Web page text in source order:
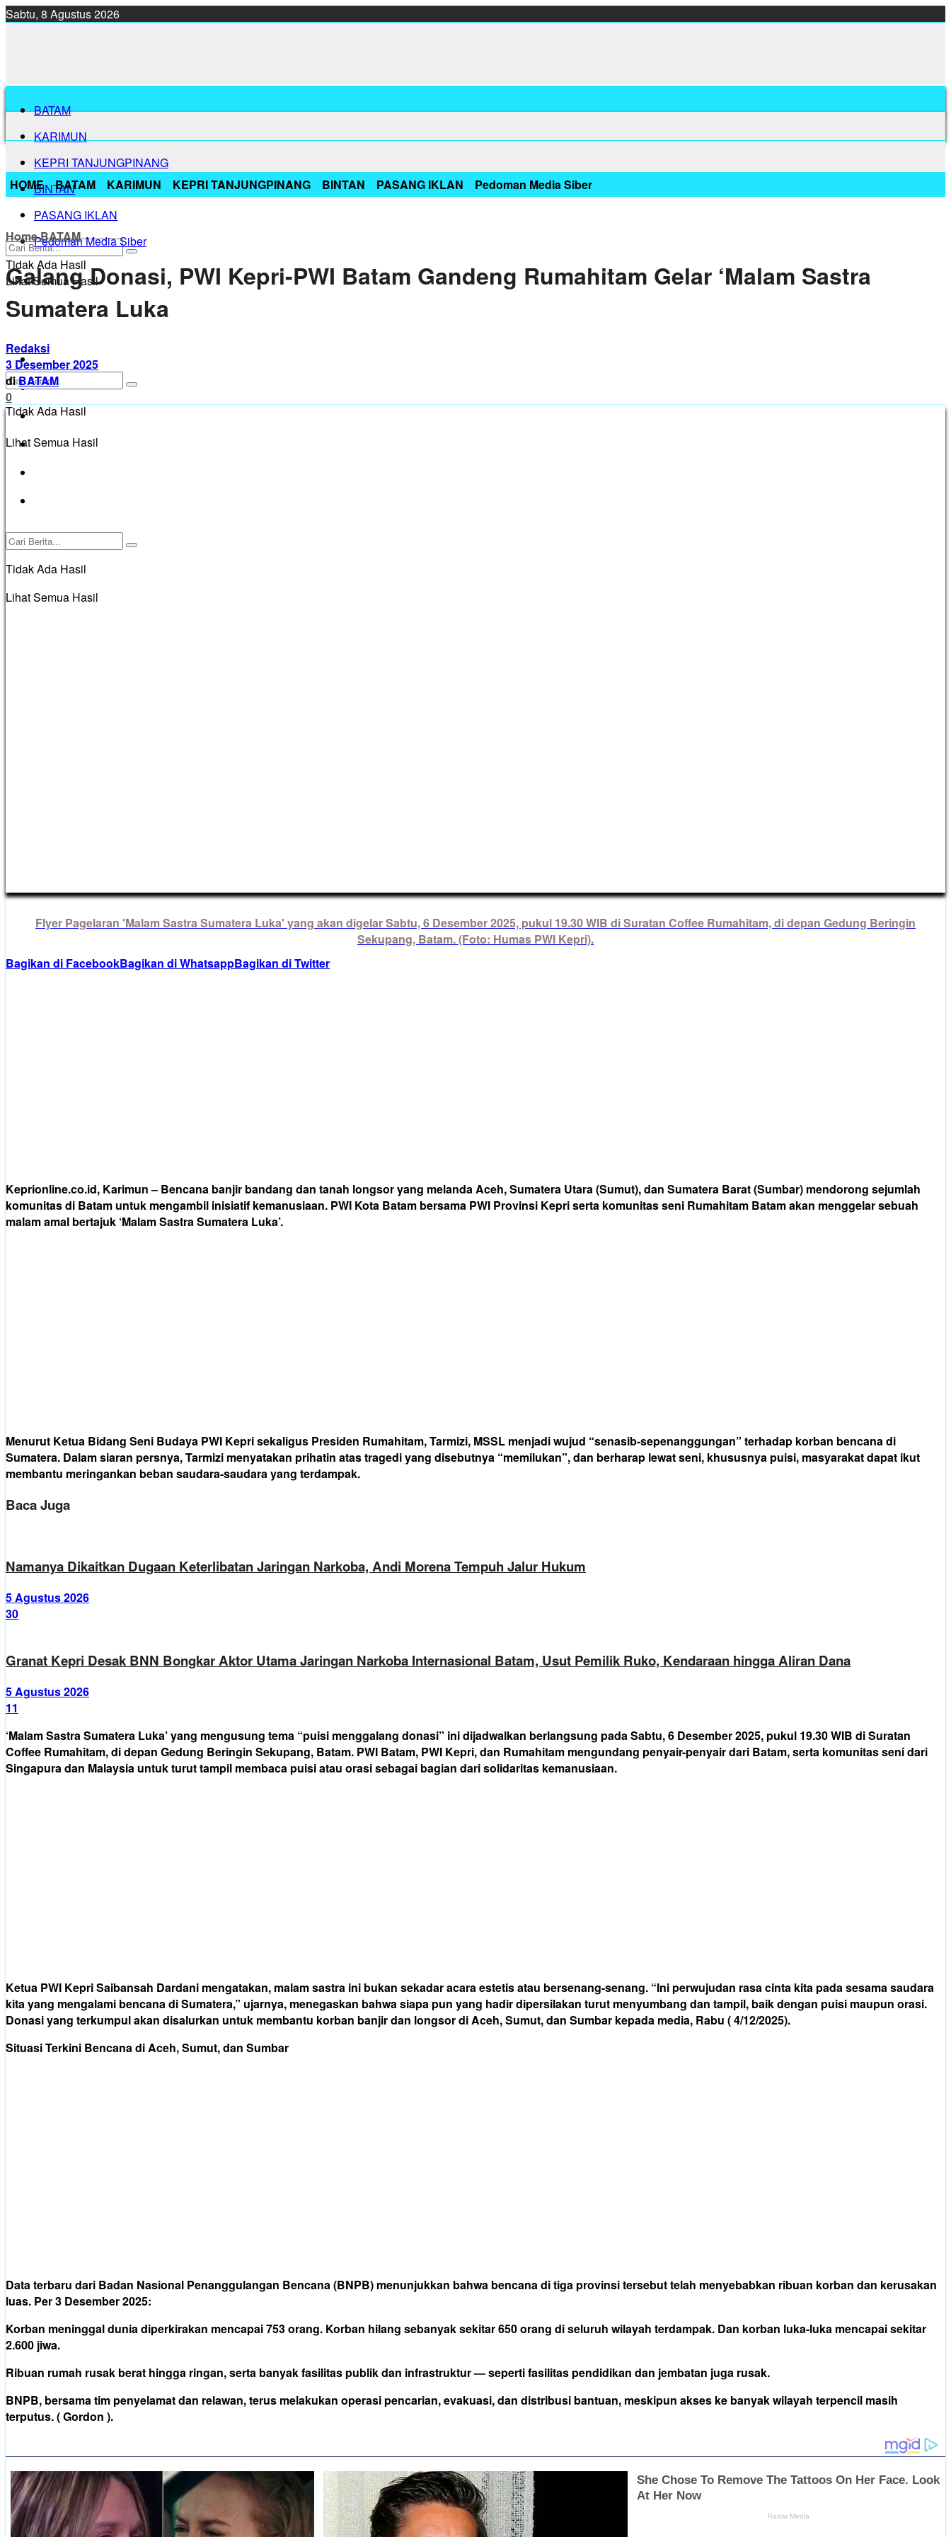
Sabtu, 8 Agustus 2026
Tidak Ada Hasil
Lihat Semua Hasil
BATAM
KARIMUN
KEPRI TANJUNGPINANG
BINTAN
PASANG IKLAN
Pedoman Media Siber
BATAM
KARIMUN
KEPRI TANJUNGPINANG
BINTAN
Tidak Ada Hasil
Lihat Semua Hasil
Tidak Ada Hasil
Lihat Semua Hasil
HOME BATAM KARIMUN KEPRI TANJUNGPINANG BINTAN PASANG IKLAN Pedoman Media Siber
HomeBATAM
Galang Donasi, PWI Kepri-PWI Batam Gandeng Rumahitam Gelar ‘Malam Sastra
Sumatera Luka
Redaksi
3 Desember 2025
diBATAM
0
Flyer Pagelaran 'Malam Sastra Sumatera Luka' yang akan digelar Sabtu, 6 Desember 2025, pukul 19.30 WIB di Suratan Coffee Rumahitam, di depan Gedung Beringin
Sekupang, Batam. (Foto: Humas PWI Kepri).
Bagikan di FacebookBagikan di WhatsappBagikan di Twitter
Keprionline.co.id, Karimun – Bencana banjir bandang dan tanah longsor yang melanda Aceh, Sumatera Utara (Sumut), dan Sumatera Barat (Sumbar) mendorong sejumlah
komunitas di Batam untuk mengambil inisiatif kemanusiaan. PWI Kota Batam bersama PWI Provinsi Kepri serta komunitas seni Rumahitam Batam akan menggelar sebuah
malam amal bertajuk ‘Malam Sastra Sumatera Luka’.
Menurut Ketua Bidang Seni Budaya PWI Kepri sekaligus Presiden Rumahitam, Tarmizi, MSSL menjadi wujud “senasib-sepenanggungan” terhadap korban bencana di
Sumatera. Dalam siaran persnya, Tarmizi menyatakan prihatin atas tragedi yang disebutnya “memilukan”, dan berharap lewat seni, khususnya puisi, masyarakat dapat ikut
membantu meringankan beban saudara-saudara yang terdampak.
Baca Juga
Namanya Dikaitkan Dugaan Keterlibatan Jaringan Narkoba, Andi Morena Tempuh Jalur Hukum
5 Agustus 2026
30
Granat Kepri Desak BNN Bongkar Aktor Utama Jaringan Narkoba Internasional Batam, Usut Pemilik Ruko, Kendaraan hingga Aliran Dana
5 Agustus 2026
11
‘Malam Sastra Sumatera Luka’ yang mengusung tema “puisi menggalang donasi” ini dijadwalkan berlangsung pada Sabtu, 6 Desember 2025, pukul 19.30 WIB di Suratan
Coffee Rumahitam, di depan Gedung Beringin Sekupang, Batam. PWI Batam, PWI Kepri, dan Rumahitam mengundang penyair-penyair dari Batam, serta komunitas seni dari
Singapura dan Malaysia untuk turut tampil membaca puisi atau orasi sebagai bagian dari solidaritas kemanusiaan.
Ketua PWI Kepri Saibansah Dardani mengatakan, malam sastra ini bukan sekadar acara estetis atau bersenang-senang. “Ini perwujudan rasa cinta kita pada sesama saudara
kita yang mengalami bencana di Sumatera,” ujarnya, menegaskan bahwa siapa pun yang hadir dipersilakan turut menyumbang dan tampil, baik dengan puisi maupun orasi.
Donasi yang terkumpul akan disalurkan untuk membantu korban banjir dan longsor di Aceh, Sumut, dan Sumbar kepada media, Rabu ( 4/12/2025).
Situasi Terkini Bencana di Aceh, Sumut, dan Sumbar
Data terbaru dari Badan Nasional Penanggulangan Bencana (BNPB) menunjukkan bahwa bencana di tiga provinsi tersebut telah menyebabkan ribuan korban dan kerusakan
luas. Per 3 Desember 2025:
Korban meninggal dunia diperkirakan mencapai 753 orang. Korban hilang sebanyak sekitar 650 orang di seluruh wilayah terdampak. Dan korban luka-luka mencapai sekitar
2.600 jiwa.
Ribuan rumah rusak berat hingga ringan, serta banyak fasilitas publik dan infrastruktur — seperti fasilitas pendidikan dan jembatan juga rusak.
BNPB, bersama tim penyelamat dan relawan, terus melakukan operasi pencarian, evakuasi, dan distribusi bantuan, meskipun akses ke banyak wilayah terpencil masih
terputus. ( Gordon ).